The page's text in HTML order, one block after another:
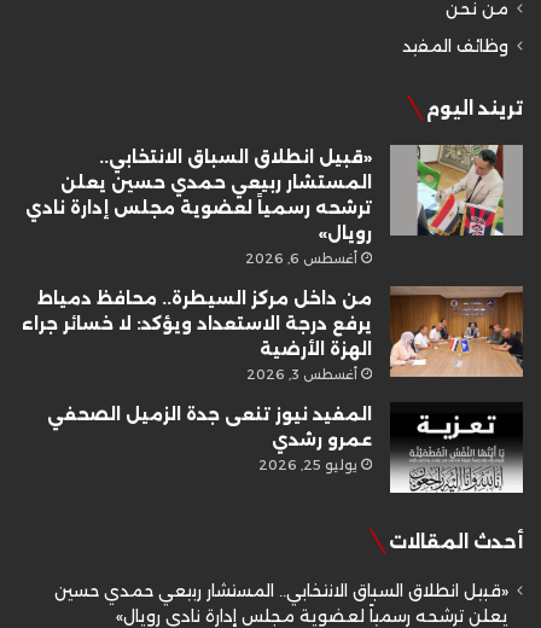
من نحن
وظائف المفيد
تريند اليوم
«قبيل انطلاق السباق الانتخابي..
المستشار ربيعي حمدي حسين يعلن
ترشحه رسمياً لعضوية مجلس إدارة نادي
رويال»
أغسطس 6, 2026
من داخل مركز السيطرة.. محافظ دمياط
يرفع درجة الاستعداد ويؤكد: لا خسائر جراء
الهزة الأرضية
أغسطس 3, 2026
المفيد نيوز تنعى جدة الزميل الصحفي
عمرو رشدي
يوليو 25, 2026
أحدث المقالات
«قبيل انطلاق السباق الانتخابي.. المستشار ربيعي حمدي حسين
يعلن ترشحه رسمياً لعضوية مجلس إدارة نادي رويال»